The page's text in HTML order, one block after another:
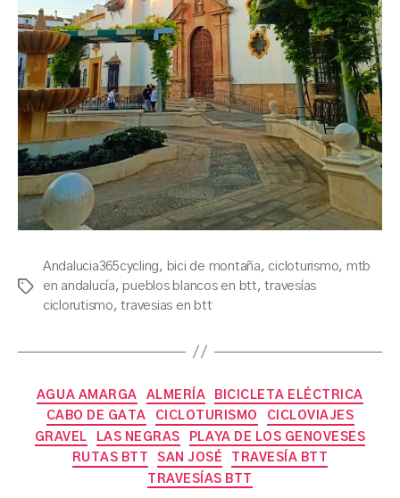
Tags
Andalucia365cycling, bici de montaña, cicloturismo, mtb
en andalucía, pueblos blancos en btt,travesías
ciclorutismo,travesias en btt
Categories
AGUA AMARGA ALMERÍA
BICICLETA ELÉCTRICA
CABO DE GATA
CICLOTURISMO
CICLOVIAJES
GRAVEL
LAS NEGRAS
PLAYA DE LOS GENOVESES
RUTAS BTT
SAN JOSÉ
TRAVESÍA BTT
TRAVESÍAS BTT
B
y